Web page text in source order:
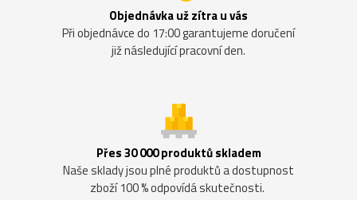
Objednávka už zítra u vás
Při objednávce do 17:00 garantujeme doručení
již následující pracovní den.
Přes 30 000 produktů skladem
Naše sklady jsou plné produktů a dostupnost
zboží 100 % odpovídá skutečnosti.